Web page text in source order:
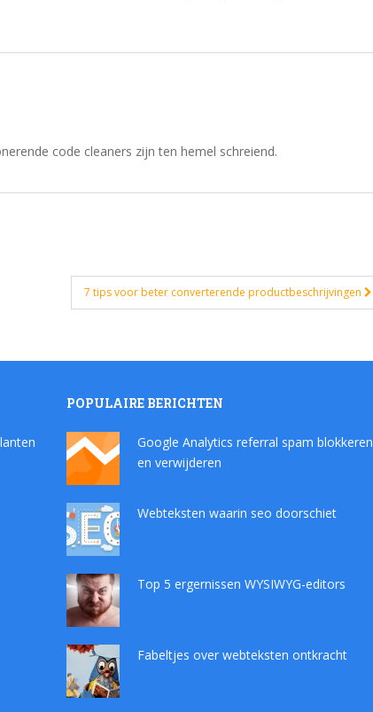
code cleaners zijn ten hemel schreiend.
7 tips voor beter converterende productbeschrijvingen
POPULAIRE BERICHTEN
Google Analytics referral spam blokkeren
en verwijderen
Webteksten waarin seo doorschiet
Top 5 ergernissen WYSIWYG-editors
Fabeltjes over webteksten ontkracht